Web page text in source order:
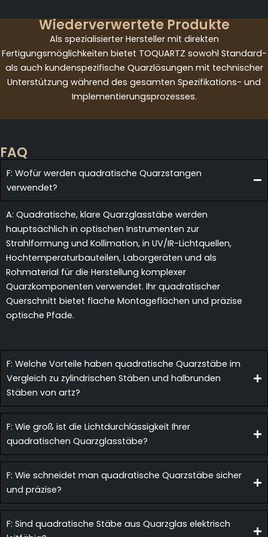
Wiederverwertete Produkte
Als spezialisierter Hersteller mit direkten
Fertigungsmöglichkeiten bietet TOQUARTZ sowohl Standard-
als auch kundenspezifische Quarzlösungen mit technischer
Unterstützung während des gesamten Spezifikations- und
Implementierungsprozesses.
FAQ
F: Wofür werden quadratische Quarzstangen
verwendet?
A: Quadratische, klare Quarzglasstäbe werden
hauptsächlich in optischen Instrumenten zur
Strahlformung und Kollimation, in UV/IR-Lichtquellen,
Hochtemperaturbauteilen, Laborgeräten und als
Rohmaterial für die Herstellung komplexer
Quarzkomponenten verwendet. Ihr quadratischer
Querschnitt bietet flache Montageflächen und präzise
optische Pfade.
F: Welche Vorteile haben quadratische Quarzstäbe im
Vergleich zu zylindrischen Stäben und halbrunden
Stäben von artz?
F: Wie groß ist die Lichtdurchlässigkeit Ihrer
quadratischen Quarzglasstäbe?
F: Wie schneidet man quadratische Quarzstäbe sicher
und präzise?
F: Sind quadratische Stäbe aus Quarzglas elektrisch